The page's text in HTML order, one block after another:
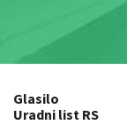
Glasilo
Uradni list RS